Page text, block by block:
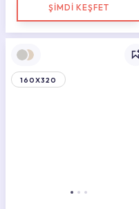
ŞİMDİ KEŞFET
160X320